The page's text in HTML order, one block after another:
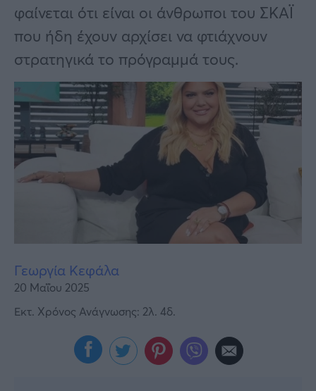
ΕΣΠΑ
Lifestyle
Αθλητικά
Υγεία
Γυναίκα
Καιρός
φαίνεται ότι είναι οι άνθρωποι του ΣΚΑΪ
που ήδη έχουν αρχίσει να φτιάχνουν
στρατηγικά το πρόγραμμά τους.
Γεωργία Κεφάλα
20 Μαΐου 2025
Εκτ. Χρόνος Ανάγνωσης: 2λ. 4δ.